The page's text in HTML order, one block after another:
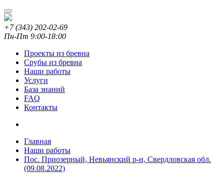
+7 (343) 202-02-69
Пн-Пт 9:00-18:00
Проекты из бревна
Срубы из бревна
Наши работы
Услуги
База знаний
FAQ
Контакты
Главная
Наши работы
Пос. Приозерный, Невьянский р-н, Свердловская обл.
(09.08.2022)